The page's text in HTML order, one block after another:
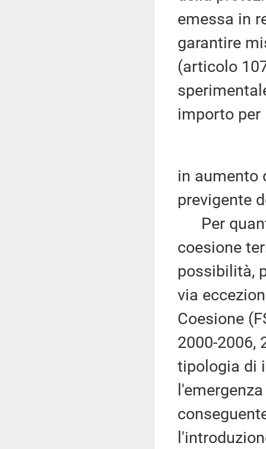
emessa in
garantire
(articolo
importo per
in aumento
previgente
Per
coesione
possibilità,
via
Coesione
2000-2006,
tipologia di